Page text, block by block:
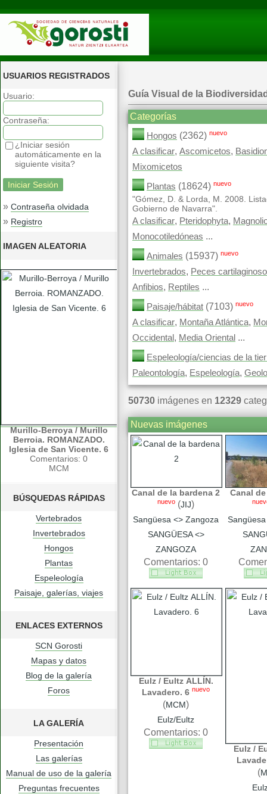
USUARIOS REGISTRADOS
Usuario:
Contraseña:
¿Iniciar sesión
automáticamente en la
siguiente visita?
» Contraseña olvidada
» Registro
IMAGEN ALEATORIA
Murillo-Berroya / Murillo
Berroia. ROMANZADO.
Iglesia de San Vicente. 6
Comentarios: 0
MCM
BÚSQUEDAS RÁPIDAS
Vertebrados
Invertebrados
Hongos
Plantas
Espeleología
Paisaje, galerías, viajes
ENLACES EXTERNOS
SCN Gorosti
Mapas y datos
Blog de la galería
Foros
LA GALERÍA
Presentación
Las galerías
Manual de uso de la galería
Preguntas frecuentes
Guía Visual de la
Categorías
Hongos (2362) nuevo
A clasificar, Ascomicetos,
Mixomicetos
Plantas (18624) nuevo
"Gómez, D. & Lorda, M. 2008.
Gobierno de Navarra".
A clasificar, Pteridophyta,
Monocotiledóneas ...
Animales (15937) nuevo
Invertebrados, Peces
Anfibios, Reptiles ...
Paisaje/hábitat (7103) nuevo
A clasificar, Montaña Atlántica,
Occidental , Media Oriental ...
Espeleología/ciencias de la
Paleontología, Espeleología,
50730 imágenes en 12329
Nuevas imágenes
Canal de la bardena 2
nuevo (JIJ)
Sangüesa <> Zangoza
SANGÜESA <>
ZANGOZA
Comentarios: 0
Canal
Eulz / Eultz ALLÍN.
Lavadero. 6 nuevo
(MCM)
Eulz/Eultz
Comentarios: 0
Eulz /
(